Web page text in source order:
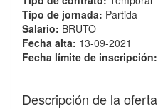
Tipo de jornada: Partida
Salario: BRUTO
Fecha alta: 13-09-2021
Fecha límite de inscripción:
Descripción de la oferta